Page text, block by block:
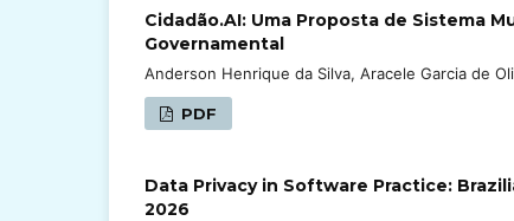
Cidadão.AI: Uma Proposta de Sistema
Governamental
Anderson Henrique da Silva, Aracele Garcia de
PDF
Data Privacy in Software Practice:
2026